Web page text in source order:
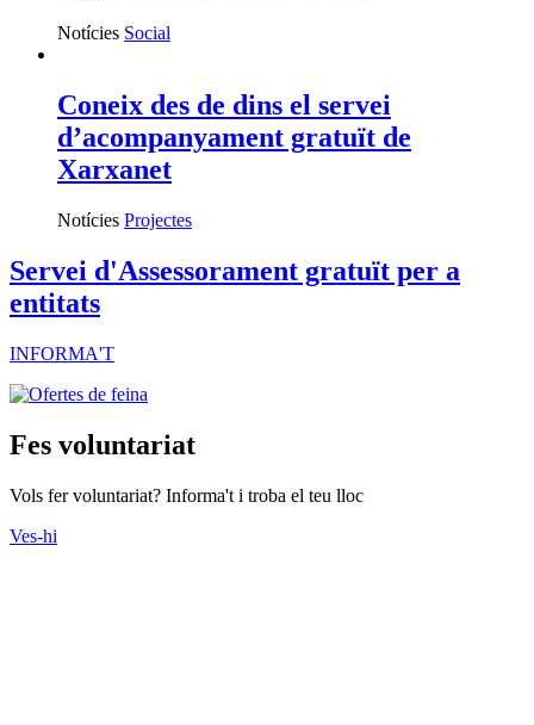
Notícies Social
Coneix des de dins el servei
d’acompanyament gratuït de
Xarxanet
Notícies Projectes
Servei d'Assessorament gratuït per a
entitats
INFORMA'T
Fes voluntariat
Vols fer voluntariat? Informa't i troba el teu lloc
Ves-hi